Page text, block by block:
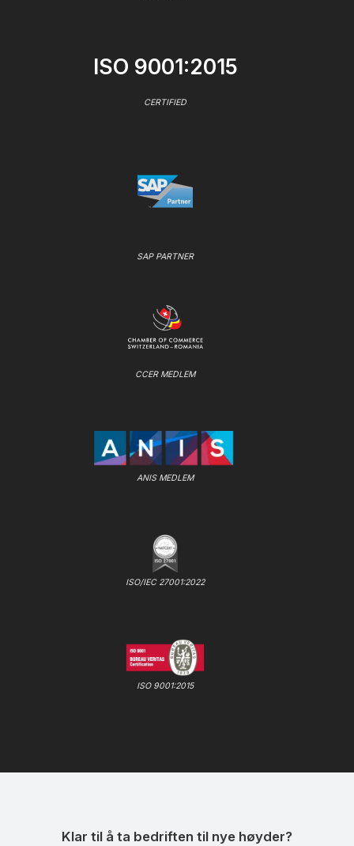
ISO 9001:2015
CERTIFIED
SAP PARTNER
CCER MEDLEM
ANIS MEDLEM
ISO/IEC 27001:2022
ISO 9001:2015
Klar til å ta bedriften til nye høyder?